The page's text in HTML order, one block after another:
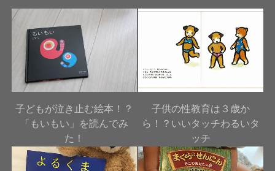
子どもが泣き止む絵本！？
「もいもい」を読んでみ
た！
子供の性教育は３歳か
ら！？いいタッチわるいタ
ッチ